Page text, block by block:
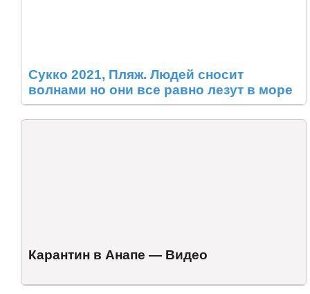
Сукко 2021, Пляж. Людей сносит
волнами но они все равно лезут в море
Карантин в Анапе — Видео